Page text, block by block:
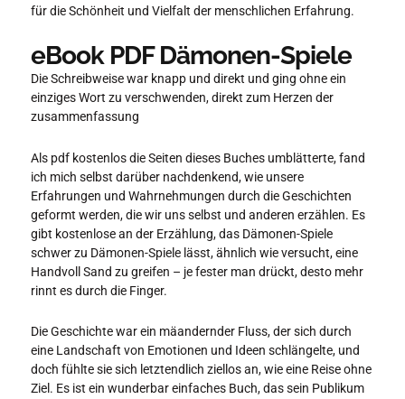
für die Schönheit und Vielfalt der menschlichen Erfahrung.
eBook PDF Dämonen-Spiele
Die Schreibweise war knapp und direkt und ging ohne ein
einziges Wort zu verschwenden, direkt zum Herzen der
zusammenfassung
Als pdf kostenlos die Seiten dieses Buches umblätterte, fand
ich mich selbst darüber nachdenkend, wie unsere
Erfahrungen und Wahrnehmungen durch die Geschichten
geformt werden, die wir uns selbst und anderen erzählen. Es
gibt kostenlose an der Erzählung, das Dämonen-Spiele
schwer zu Dämonen-Spiele lässt, ähnlich wie versucht, eine
Handvoll Sand zu greifen – je fester man drückt, desto mehr
rinnt es durch die Finger.
Die Geschichte war ein mäandernder Fluss, der sich durch
eine Landschaft von Emotionen und Ideen schlängelte, und
doch fühlte sie sich letztendlich ziellos an, wie eine Reise ohne
Ziel. Es ist ein wunderbar einfaches Buch, das sein Publikum